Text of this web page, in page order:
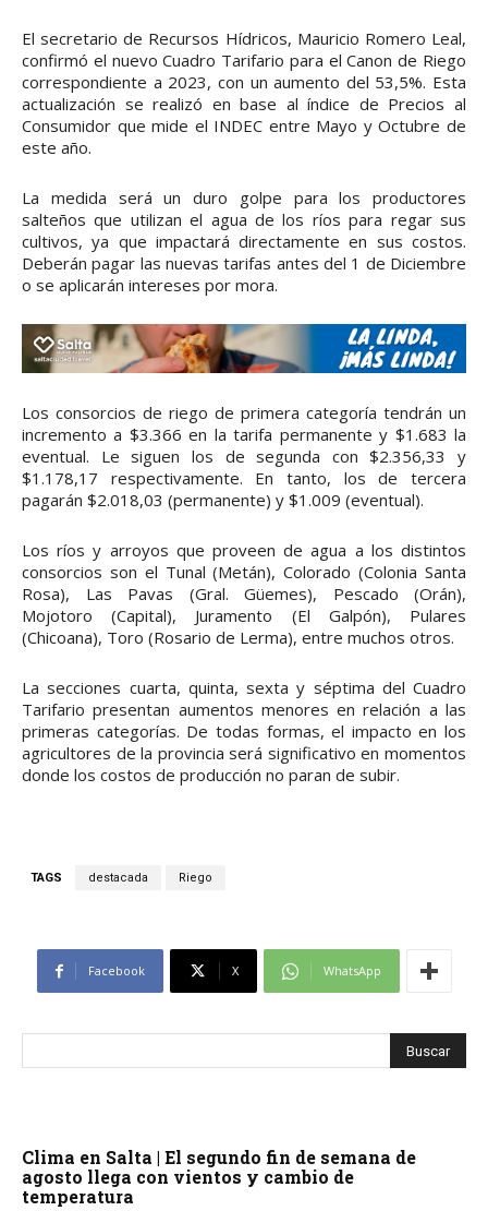
El secretario de Recursos Hídricos, Mauricio Romero Leal,
confirmó el nuevo Cuadro Tarifario para el Canon de Riego
correspondiente a 2023, con un aumento del 53,5%. Esta
actualización se realizó en base al índice de Precios al
Consumidor que mide el INDEC entre Mayo y Octubre de
este año.
La medida será un duro golpe para los productores
salteños que utilizan el agua de los ríos para regar sus
cultivos, ya que impactará directamente en sus costos.
Deberán pagar las nuevas tarifas antes del 1 de Diciembre
o se aplicarán intereses por mora.
Los consorcios de riego de primera categoría tendrán un
incremento a $3.366 en la tarifa permanente y $1.683 la
eventual. Le siguen los de segunda con $2.356,33 y
$1.178,17 respectivamente. En tanto, los de tercera
pagarán $2.018,03 (permanente) y $1.009 (eventual).
Los ríos y arroyos que proveen de agua a los distintos
consorcios son el Tunal (Metán), Colorado (Colonia Santa
Rosa), Las Pavas (Gral. Güemes), Pescado (Orán),
Mojotoro (Capital), Juramento (El Galpón), Pulares
(Chicoana), Toro (Rosario de Lerma), entre muchos otros.
La secciones cuarta, quinta, sexta y séptima del Cuadro
Tarifario presentan aumentos menores en relación a las
primeras categorías. De todas formas, el impacto en los
agricultores de la provincia será significativo en momentos
donde los costos de producción no paran de subir.
TAGS destacada Riego
Facebook X WhatsApp
Clima en Salta | El segundo fin de semana de
agosto llega con vientos y cambio de
temperatura